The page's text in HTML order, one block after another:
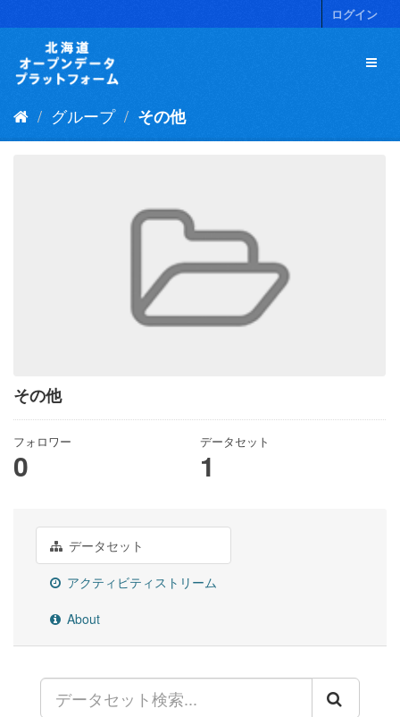
キ
ログイン
グループ その他
その他
フォロワー
0
データセット
1
データセット
アクティビティストリーム
About